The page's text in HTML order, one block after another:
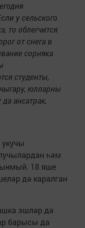
у сельского
то облегчится
от снега в
сорняка
студенты,
юлларны
ансатрак,
һәм
18 яше
дә каралган
эшләр дә
барысы да